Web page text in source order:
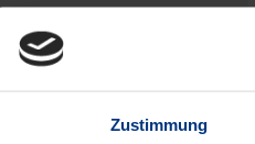
Zustimmung